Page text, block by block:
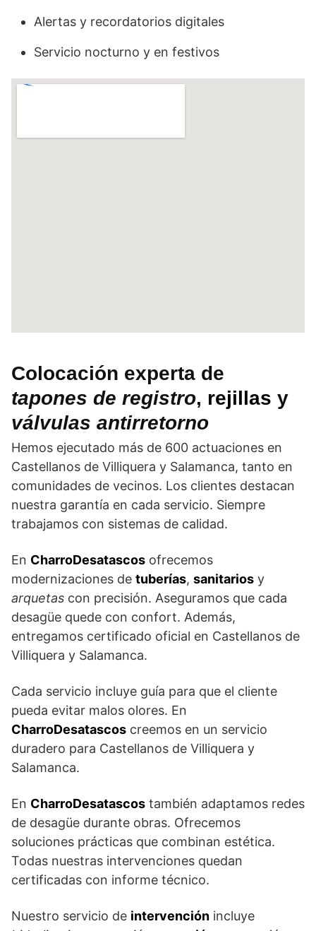
Alertas y recordatorios digitales
Servicio nocturno y en festivos
Colocación experta de
tapones de registro, rejillas y
válvulas antirretorno
Hemos ejecutado más de 600 actuaciones en
Castellanos de Villiquera y Salamanca, tanto en
comunidades de vecinos. Los clientes destacan
nuestra garantía en cada servicio. Siempre
trabajamos con sistemas de calidad.
En CharroDesatascos ofrecemos
modernizaciones de tuberías, sanitarios y
arquetas con precisión. Aseguramos que cada
desagüe quede con confort. Además,
entregamos certificado oficial en Castellanos de
Villiquera y Salamanca.
Cada servicio incluye guía para que el cliente
pueda evitar malos olores. En
CharroDesatascos creemos en un servicio
duradero para Castellanos de Villiquera y
Salamanca.
En CharroDesatascos también adaptamos redes
de desagüe durante obras. Ofrecemos
soluciones prácticas que combinan estética.
Todas nuestras intervenciones quedan
certificadas con informe técnico.
Nuestro servicio de intervención incluye